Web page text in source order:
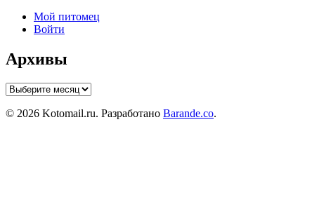
Мой питомец
Войти
Архивы
Архивы
© 2026 Kotomail.ru. Разработано Barande.co.